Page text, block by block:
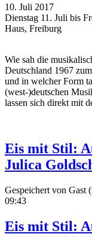
10. Juli 2017
Dienstag 11. Juli bis
Haus, Freiburg
Wie sah die
Deutschland 1967
und in welcher Form
(west-)deutschen
lassen sich direkt mit
Eis mit Stil:
Julica
Gespeichert von Gast
09:43
Eis mit Stil: